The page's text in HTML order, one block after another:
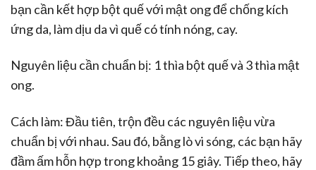
bạn cần kết hợp bột quế với mật ong để chống kích
ứng da, làm dịu da vì quế có tính nóng, cay.
Nguyên liệu cần chuẩn bị: 1 thìa bột quế và 3 thìa mật
ong.
Cách làm: Đầu tiên, trộn đều các nguyên liệu vừa
chuẩn bị với nhau. Sau đó, bằng lò vi sóng, các bạn hãy
đầm ấm hỗn hợp trong khoảng 15 giây. Tiếp theo, hãy